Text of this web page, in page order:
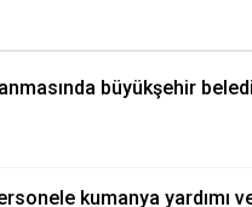
büyükşehir
kumanya yardımı